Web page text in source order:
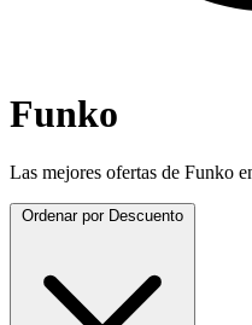
Funko
Las mejores ofertas de Funko
Ordenar por Descuento